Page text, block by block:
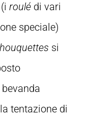
roulédi vari
speciale)
si
tentazione di